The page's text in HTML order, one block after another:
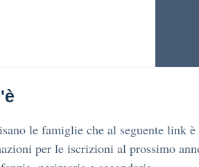
le famiglie che al seguente link
per le iscrizioni al prossimo